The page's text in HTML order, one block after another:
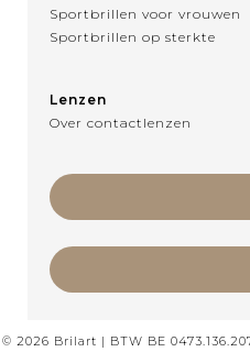
Sportbrillen voor vrouwen
Sportbrillen op sterkte
Lenzen
Over contactlenzen
© 2026 Brilart | BTW BE